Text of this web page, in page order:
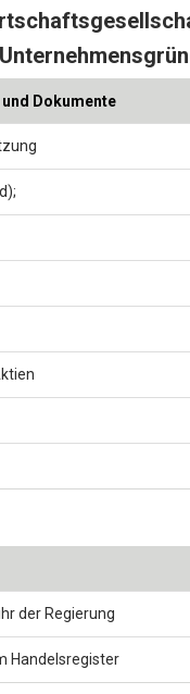
Dokumente
der Regierung
Handelsregister